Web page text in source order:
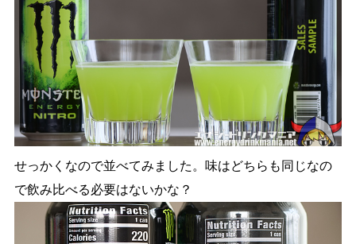
せっかくなので並べてみました。味はどちらも同じなの
で飲み比べる必要はないかな？